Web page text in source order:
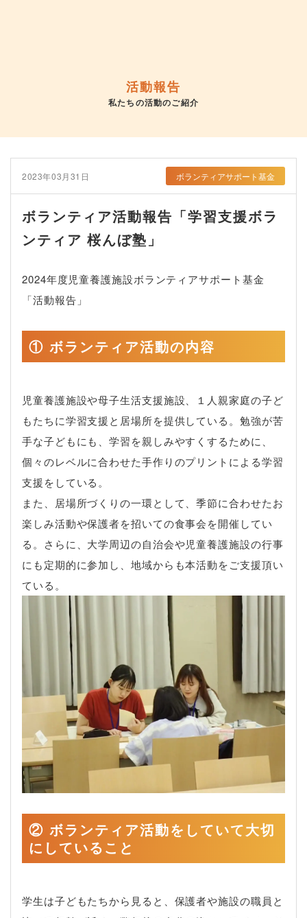
活動報告
私たちの活動のご紹介
2023年03月31日 ボランティアサポート基金
ボランティア活動報告「学習支援ボラ
ンティア 桜んぼ塾」
2024年度児童養護施設ボランティアサポート基金
「活動報告」
① ボランティア活動の内容
児童養護施設や母子生活支援施設、１人親家庭の子ど
もたちに学習支援と居場所を提供している。勉強が苦
手な子どもにも、学習を親しみやすくするために、
個々のレベルに合わせた手作りのプリントによる学習
支援をしている。
また、居場所づくりの一環として、季節に合わせたお
楽しみ活動や保護者を招いての食事会を開催してい
る。さらに、大学周辺の自治会や児童養護施設の行事
にも定期的に参加し、地域からも本活動をご支援頂い
ている。
② ボランティア活動をしていて大切
にしていること
学生は子どもたちから見ると、保護者や施設の職員と